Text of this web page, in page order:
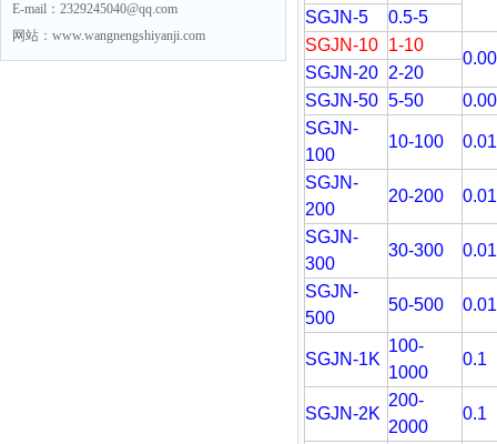
E-mail：2329245040@qq.com
网站：www.wangnengshiyanji.com
SGJN-5
0.5-5
SGJN-10 1-10
SGJN-20 2-20
SGJN-50 5-50
SGJN-
100
10-100 0.01
SGJN-
200
20-200 0.01
SGJN-
300
30-300 0.01
SGJN-
500
50-500 0.01
SGJN-1K
100-
1000
0.1
SGJN-2K
200-
2000
0.1